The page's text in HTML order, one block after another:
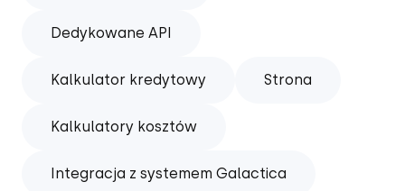
Dedykowane API
Kalkulator kredytowy Strona
Kalkulatory kosztów
Integracja z systemem Galactica